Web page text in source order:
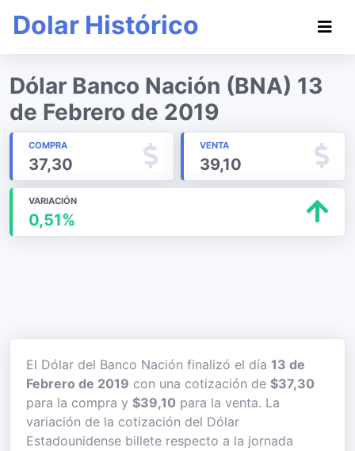
Dolar Histórico
Dólar Banco Nación (BNA) 13
de Febrero de 2019
COMPRA
37,30
VENTA
39,10
VARIACIÓN
0,51%
El Dólar del Banco Nación finalizó el día 13 de
Febrero de 2019 con una cotización de $37,30
para la compra y $39,10 para la venta. La
variación de la cotización del Dólar
Estadounidense billete respecto a la jornada